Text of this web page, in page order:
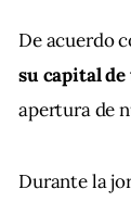
De acuerdo
su capital
apertura de
Durante la